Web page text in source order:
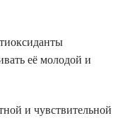
её молодой и
и чувствительной